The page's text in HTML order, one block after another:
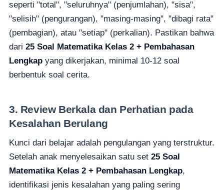
seperti "total", "seluruhnya" (penjumlahan), "sisa",
"selisih" (pengurangan), "masing-masing", "dibagi rata"
(pembagian), atau "setiap" (perkalian). Pastikan bahwa
dari 25 Soal Matematika Kelas 2 + Pembahasan
Lengkap yang dikerjakan, minimal 10-12 soal
berbentuk soal cerita.
3. Review Berkala dan Perhatian pada
Kesalahan Berulang
Kunci dari belajar adalah pengulangan yang terstruktur.
Setelah anak menyelesaikan satu set 25 Soal
Matematika Kelas 2 + Pembahasan Lengkap,
identifikasi jenis kesalahan yang paling sering